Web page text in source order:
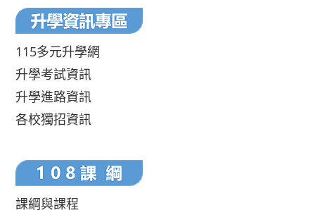
115多元升學網
升學考試資訊
升學進路資訊
各校獨招資訊
課綱與課程